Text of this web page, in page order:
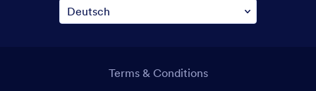
Terms & Conditions